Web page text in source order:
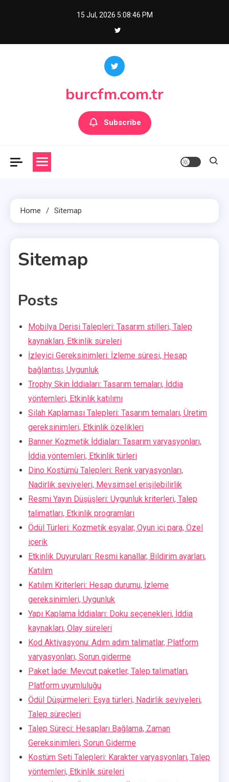
15 Jul, 2026 5:08:46 PM
burcfm.com.tr
Subscribe
Home Sitemap
Sitemap
3 MINS READ
Posts
Mobilya Derisi Talepleri: Tasarım stilleri, Talep
kaynakları, Etkinlik süreleri
İzleyici Gereksinimleri: İzleme süresi, Hesap
bağlantısı, Uygunluk
Trophy Skin İddiaları: Tasarım temaları, İddia
yöntemleri, Etkinlik katılımı
Silah Kaplaması Talepleri: Tasarım temaları, Üretim
gereksinimleri, Etkinlik özelikleri
Banner Kozmetik İddiaları: Tasarım varyasyonları,
İddia yöntemleri, Etkinlik türleri
Dino Kostümü Talepleri: Renk varyasyonları,
Nadirlik seviyeleri, Mevsimsel erişilebilirlik
Resmi Yayın Düşüşleri: Uygunluk kriterleri, Talep
talimatları, Etkinlik programları
Ödül Türleri: Kozmetik eşyalar, Oyun içi para, Özel
içerik
Etkinlik Duyuruları: Resmi kanallar, Bildirim ayarları,
Katılım
Katılım Kriterleri: Hesap durumu, İzleme
gereksinimleri, Uygunluk
Yapı Kaplama İddiaları: Doku seçenekleri, İddia
kaynakları, Olay süreleri
Kod Aktivasyonu: Adım adım talimatlar, Platform
varyasyonları, Sorun giderme
Paket İade: Mevcut paketler, Talep talimatları,
Platform uyumluluğu
Ödül Düşürmeleri: Eşya türleri, Nadirlik seviyeleri,
Talep süreçleri
Talep Süreci: Hesapları Bağlama, Zaman
Gereksinimleri, Sorun Giderme
Kostüm Seti Talepleri: Karakter varyasyonları, Talep
yöntemleri, Etkinlik süreleri